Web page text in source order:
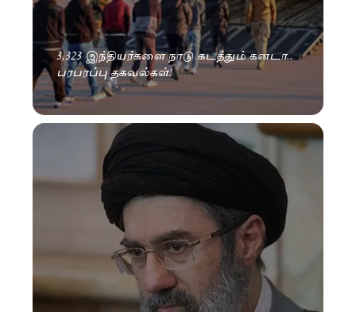
3,323 இந்தியர்களை நாடு கடத்தும் கனடா..
பரபரப்பு தகவல்கள்!